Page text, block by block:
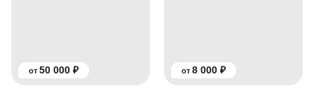
от 50 000 ₽ от 8 000 ₽